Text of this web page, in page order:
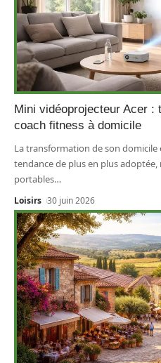
Mini vidéoprojecteur Acer :
coach fitness à domicile
La transformation de son domicile
tendance de plus en plus
portables…
Loisirs 30 juin 2026